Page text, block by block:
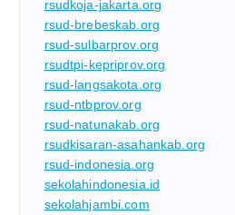
rsudkoja-jakarta.org
rsud-brebeskab.org
rsud-sulbarprov.org
rsudtpi-kepriprov.org
rsud-langsakota.org
rsud-ntbprov.org
rsud-natunakab.org
rsudkisaran-asahankab.org
rsud-indonesia.org
sekolahindonesia.id
sekolahjambi.com